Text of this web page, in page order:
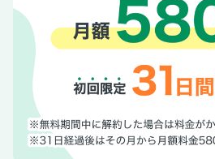
DreamQuest：CB1000F Concept
ート